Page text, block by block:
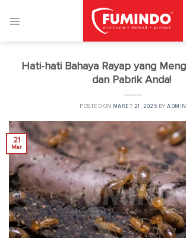
Hati-hati Bahaya Rayap yang
dan Pabrik Anda!
POSTED ON MARET 21, 2025 BYADMIN
21
Mar